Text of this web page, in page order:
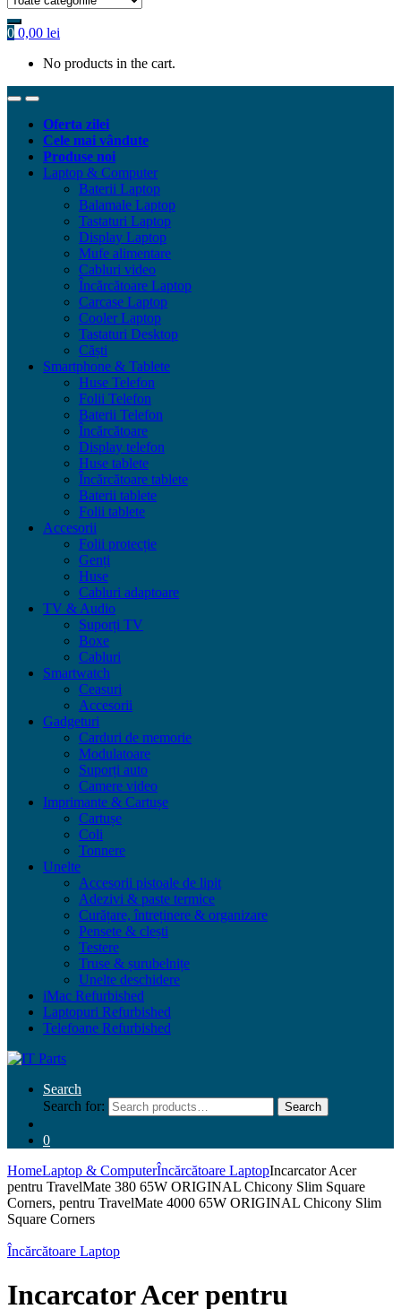
0 0,00 lei
No products in the cart.
Oferta zilei
Cele mai vândute
Produse noi
Laptop & Computer
Baterii Laptop
Balamale Laptop
Tastaturi Laptop
Display Laptop
Mufe alimentare
Cabluri video
Încărcătoare Laptop
Carcase Laptop
Cooler Laptop
Tastaturi Desktop
Căști
Smartphone & Tablete
Huse Telefon
Folii Telefon
Baterii Telefon
Încărcătoare
Display telefon
Huse tablete
Încărcătoare tablete
Baterii tablete
Folii tablete
Accesorii
Folii protecție
Genți
Huse
Cabluri adaptoare
TV & Audio
Suporți TV
Boxe
Cabluri
Smartwatch
Ceasuri
Accesorii
Gadgeturi
Carduri de memorie
Modulatoare
Suporți auto
Camere video
Imprimante & Cartușe
Cartușe
Coli
Tonnere
Unelte
Accesorii pistoale de lipit
Adezivi & paste termice
Curățare, întreținere & organizare
Pensete & clești
Testere
Truse & șurubelnițe
Unelte deschidere
iMac Refurbished
Laptopuri Refurbished
Telefoane Refurbished
Search
Search for:
Search
0
HomeLaptop & ComputerÎncărcătoare LaptopIncarcator Acer
pentru TravelMate 380 65W ORIGINAL Chicony Slim Square
Corners, pentru TravelMate 4000 65W ORIGINAL Chicony Slim
Square Corners
Încărcătoare Laptop
Incarcator Acer pentru